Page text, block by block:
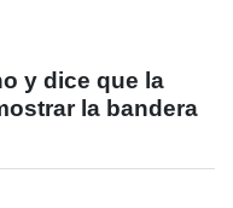
y dice que la
la bandera